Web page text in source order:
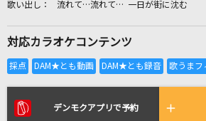
全国りれき
リアルタイムで歌われている
流れて…流れて… 一日が街に沈む
対応カラオケコンテンツ
デンモクアプリで予約